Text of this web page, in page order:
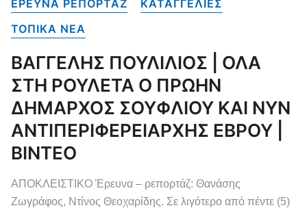
ΕΡΕΥΝΑ ΡΕΠΟΡΤΑΖ
ΚΑΤΑΓΓΕΛΙΕΣ
ΤΟΠΙΚΑ NEA
ΒΑΓΓΕΛΗΣ ΠΟΥΛΙΛΙΟΣ | ΟΛΑ
ΣΤΗ ΡΟΥΛΕΤΑ Ο ΠΡΩΗΝ
ΔΗΜΑΡΧΟΣ ΣΟΥΦΛΙΟΥ ΚΑΙ ΝΥΝ
ΑΝΤΙΠΕΡΙΦΕΡΕΙΑΡΧΗΣ ΕΒΡΟΥ |
ΒΙΝΤΕΟ
ΑΠΟΚΛΕΙΣΤΙΚΟ Έρευνα – ρεπορτάζ: Θανάσης
Ζωγράφος, Ντίνος Θεοχαρίδης. Σε λιγότερο από πέντε (5)